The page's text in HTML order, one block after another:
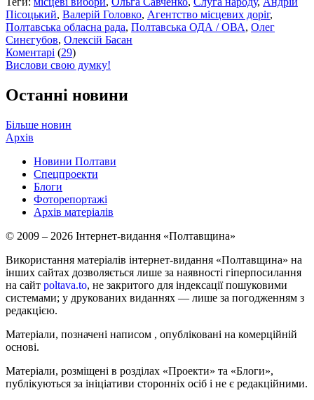
Пісоцький, Валерій Головко, Агентство місцевих доріг,
Полтавська обласна рада, Полтавська ОДА / ОВА, Олег
Синєгубов, Олексій Басан
Коментарі (29)
Вислови свою думку!
Останні новини
Більше новин
Архів
Новини Полтави
Спецпроекти
Блоги
Фоторепортажі
Архів матеріалів
© 2009 – 2026 Інтернет-видання «Полтавщина»
Використання матеріалів інтернет-видання «Полтавщина» на
інших сайтах дозволяється лише за наявності гіперпосилання
на сайт poltava.to, не закритого для індексації пошуковими
системами; у друкованих виданнях — лише за погодженням з
редакцією.
Матеріали, позначені написом , опубліковані на комерційній
основі.
Матеріали, розміщені в розділах «Проекти» та «Блоги»,
публікуються за ініціативи сторонніх осіб і не є редакційними.